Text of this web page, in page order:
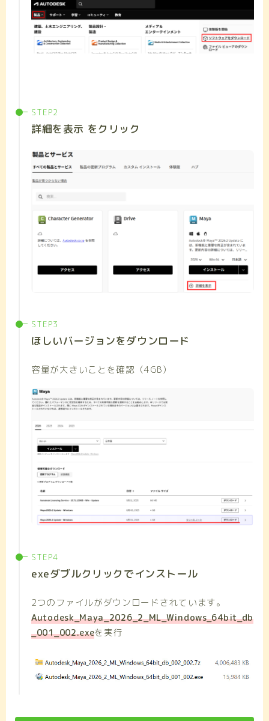
詳細を表示 をクリック
ほしいバージョンをダウンロード
容量が大きいことを確認（4GB）
exeダブルクリックでインストール
2つのファイルがダウンロードされています。
Autodesk_Maya_2026_2_ML_Windows_64bit_db
_001_002.exeを実行